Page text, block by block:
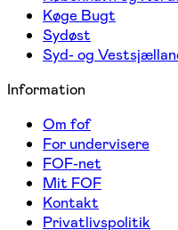
Køge Bugt
Sydøst
Syd- og
Information
Om fof
For undervisere
FOF-net
Mit FOF
Kontakt
Privatlivspolitik